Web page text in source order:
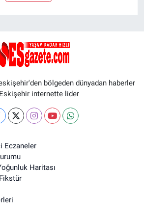
bölgeden dünyadan haberler
internette lider
Eczaneler
Haritası